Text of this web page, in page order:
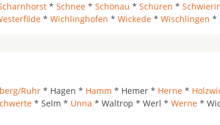
* Schnee * Schönau * Schüren *
* Wichlinghofen * Wickede * Wischlingen *
Ruhr * Hagen * Hamm * Hemer * Herne *
* Selm * Unna * Waltrop * Werl * Werne *